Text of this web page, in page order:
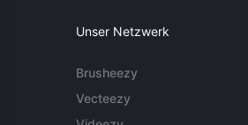
Unser Netzwerk
Brusheezy
Vecteezy